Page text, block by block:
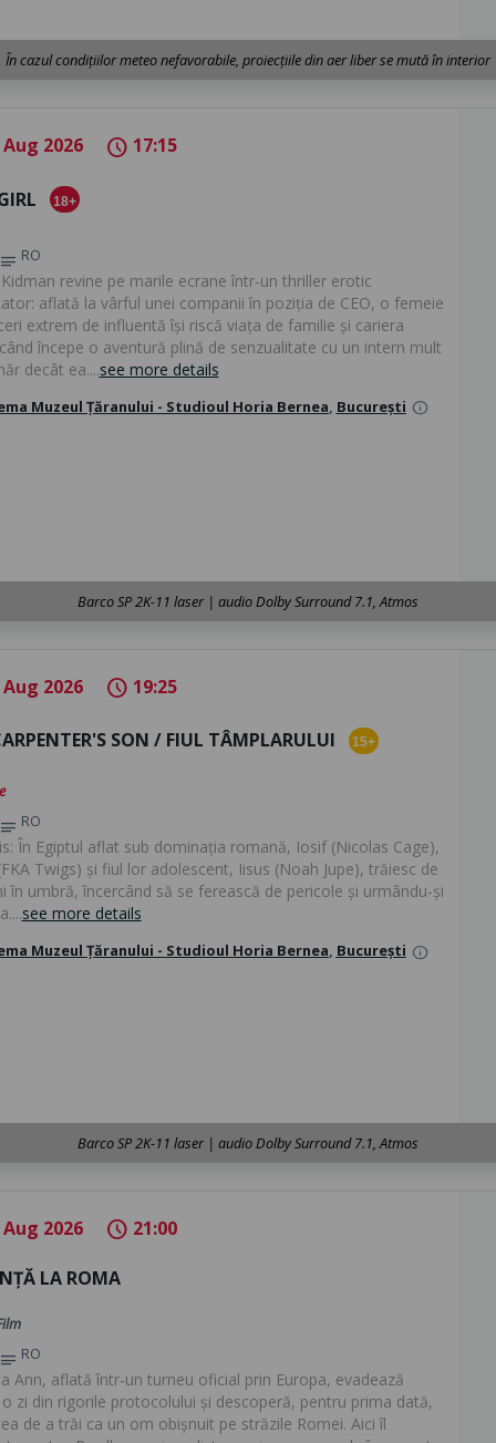
În cazul condițiilor meteo nefavorabile, proiecțiile din aer liber se mută în interior
Aug 2026 schedule 17:15
18+
notes RO
revine pe marile ecrane într-un thriller erotic
aflată la vârful unei companii în poziția de CEO, o femeie
extrem de influentă își riscă viața de familie și cariera
începe o aventură plină de senzualitate cu un intern mult
decât ea....see more details
Muzeul Țăranului - Studioul Horia Bernea București info
Barco SP 2K-11 laser | audio Dolby Surround 7.1, Atmos
Aug 2026 schedule 19:25
SON / FIUL TÂMPLARULUI 15+
notes RO
În Egiptul aflat sub dominația romană, Iosif (Nicolas Cage),
Twigs) și fiul lor adolescent, Iisus (Noah Jupe), trăiesc de
în umbră, încercând să se ferească de pericole și urmându-și
see more details
Muzeul Țăranului - Studioul Horia Bernea, București info
Barco SP 2K-11 laser | audio Dolby Surround 7.1, Atmos
Aug 2026 schedule 21:00
LA ROMA
notes RO
Ann, aflată într-un turneu oficial prin Europa, evadează
zi din rigorile protocolului și descoperă, pentru prima dată,
de a trăi ca un om obișnuit pe străzile Romei. Aici îl